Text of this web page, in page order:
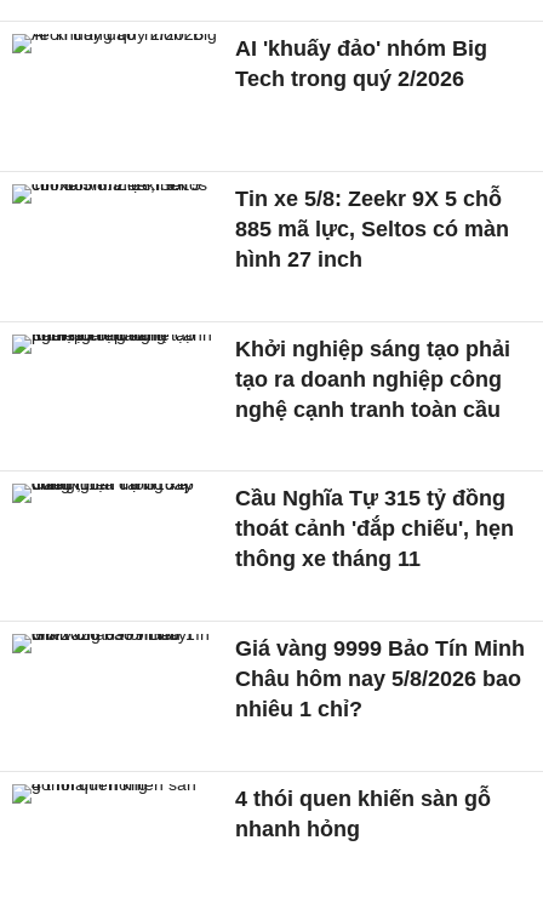
AI 'khuấy đảo' nhóm Big
Tech trong quý 2/2026
Tin xe 5/8: Zeekr 9X 5 chỗ
885 mã lực, Seltos có màn
hình 27 inch
Khởi nghiệp sáng tạo phải
tạo ra doanh nghiệp công
nghệ cạnh tranh toàn cầu
Cầu Nghĩa Tự 315 tỷ đồng
thoát cảnh 'đắp chiếu', hẹn
thông xe tháng 11
Giá vàng 9999 Bảo Tín Minh
Châu hôm nay 5/8/2026 bao
nhiêu 1 chỉ?
4 thói quen khiến sàn gỗ
nhanh hỏng